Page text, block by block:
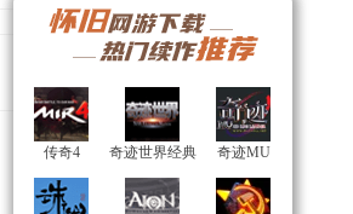
传奇4 奇迹世界经典 奇迹MU
传奇4 奇迹世界经典 奇迹MU